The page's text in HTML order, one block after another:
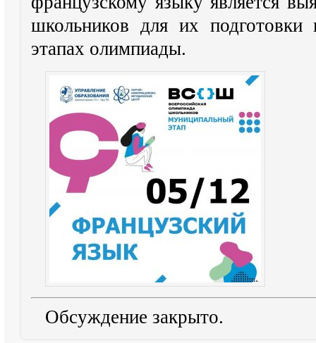
школьников для их
этапах олимпиады.
Обсуждение закрыто.